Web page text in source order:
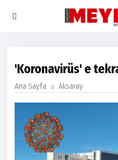
'Koronavirüs' e
Ana Sayfa Aksaray